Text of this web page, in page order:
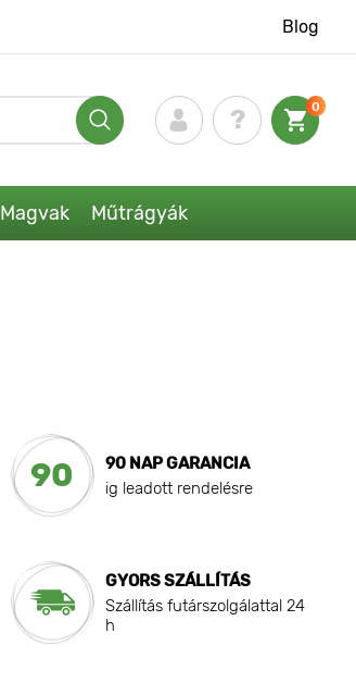
Blog
0
Magvak Műtrágyák
90
90 NAP GARANCIA
ig leadott rendelésre
GYORS SZÁLLÍTÁS
Szállítás futárszolgálattal 24
h